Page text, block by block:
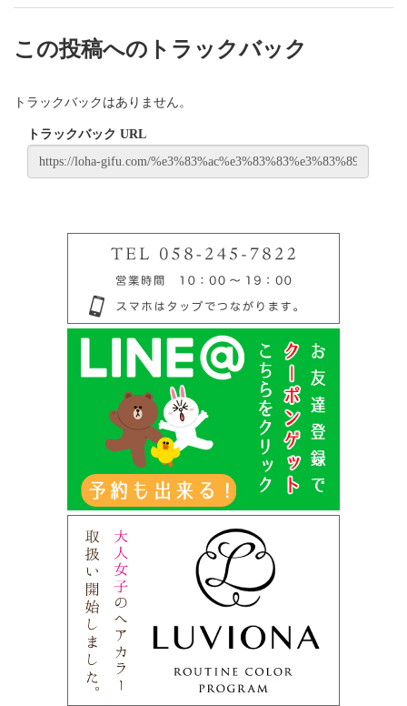
この投稿へのトラックバック
トラックバックはありません。
トラックバック URL